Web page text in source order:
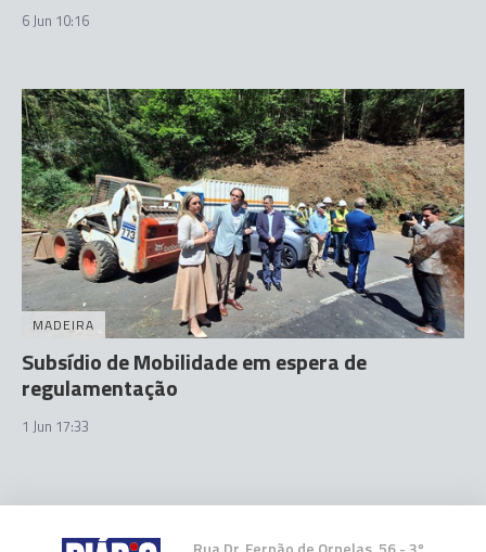
6 Jun 10:16
MADEIRA
Subsídio de Mobilidade em espera de
regulamentação
1 Jun 17:33